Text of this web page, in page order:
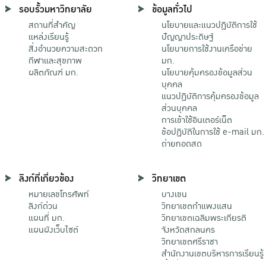
รอบรั้วมหาวิทยาลัย
สถานที่สำคัญ
แหล่งเรียนรู้
สิ่งอำนวยความสะดวก
กีฬาและสุขภาพ
ผลิตภัณฑ์ มก.
ข้อมูลทั่วไป
นโยบายและแนวปฏิบัติการใช้
ปัญญาประดิษฐ์
นโยบายการใช้งานเครือข่าย
มก.
นโยบายคุ้มครองข้อมูลส่วน
บุคคล
แนวปฏิบัติการคุ้มครองข้อมูล
ส่วนบุคคล
การเข้าใช้อินเตอร์เน็ต
ข้อปฏิบัติในการใช้ e-mail มก.
ถ่ายทอดสด
ลิงก์ที่เกี่ยวข้อง
หมายเลขโทรศัพท์
ลิงก์ด่วน
แผนที่ มก.
แผนผังเว็บไซต์
วิทยาเขต
บางเขน
วิทยาเขตกําแพงแสน
วิทยาเขตเฉลิมพระเกียรติ
จังหวัดสกลนคร
วิทยาเขตศรีราชา
สำนักงานเขตบริหารการเรียนรู้